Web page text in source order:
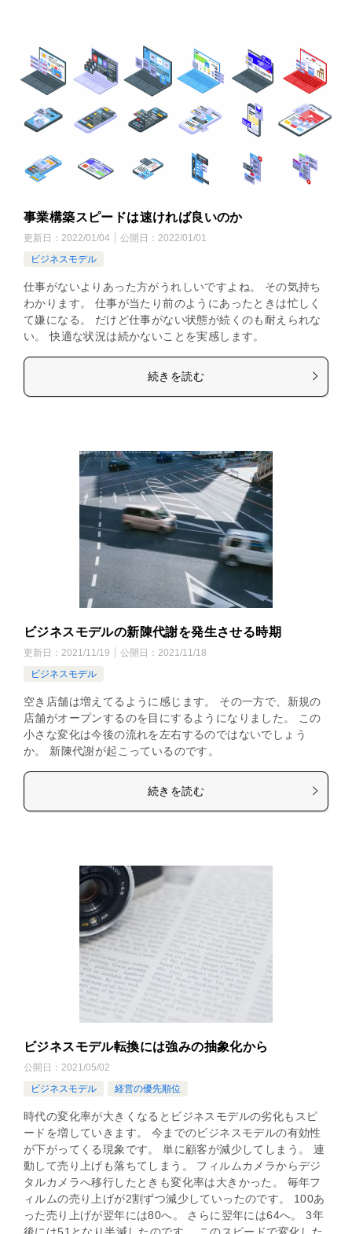
事業構築スピードは速ければ良いのか
更新日： 2022/01/04 公開日： 2022/01/01
ビジネスモデル
仕事がないよりあった方がうれしいですよね。 その気持ち
わかります。 仕事が当たり前のようにあったときは忙しく
て嫌になる。 だけど仕事がない状態が続くのも耐えられな
い。 快適な状況は続かないことを実感します。
続きを読む
ビジネスモデルの新陳代謝を発生させる時期
更新日： 2021/11/19 公開日： 2021/11/18
ビジネスモデル
空き店舗は増えてるように感じます。 その一方で、新規の
店舗がオープンするのを目にするようになりました。 この
小さな変化は今後の流れを左右するのではないでしょう
か。 新陳代謝が起こっているのです。
続きを読む
ビジネスモデル転換には強みの抽象化から
公開日： 2021/05/02
ビジネスモデル
経営の優先順位
時代の変化率が大きくなるとビジネスモデルの劣化もスピ
ードを増していきます。 今までのビジネスモデルの有効性
が下がってくる現象です。 単に顧客が減少してしまう。 連
動して売り上げも落ちてしまう。 フィルムカメラからデジ
タルカメラへ移行したときも変化率は大きかった。 毎年フ
ィルムの売り上げが2割ずつ減少していったのです。 100あ
った売り上げが翌年には80へ。 さらに翌年には64へ。 3年
後には51となり半減したのです。 このスピードで変化した